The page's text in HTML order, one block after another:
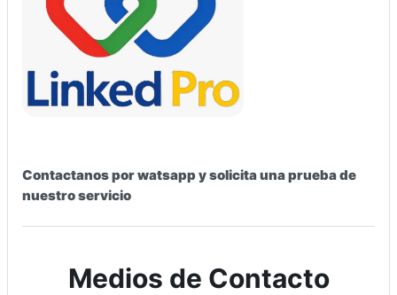
Contactanos por watsapp y solicita una prueba de
nuestro servicio
Medios de Contacto